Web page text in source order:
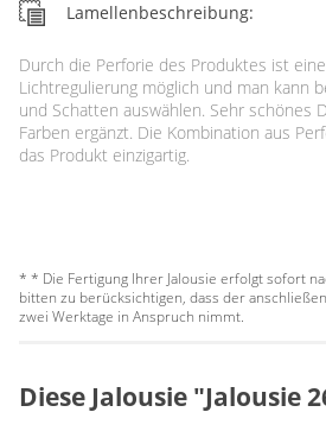
Lamellenbeschreibung:
Durch die Perforie des Produktes ist
Lichtregulierung möglich und man kann
und Schatten auswählen. Sehr schönes
Farben ergänzt. Die Kombination aus
das Produkt einzigartig.
* * Die Fertigung Ihrer Jalousie erfolgt sofort
bitten zu berücksichtigen, dass der
zwei Werktage in Anspruch nimmt.
Diese Jalousie "Jalousie